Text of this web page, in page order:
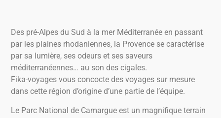
Des pré-Alpes du Sud à la mer Méditerranée en passant
par les plaines rhodaniennes, la Provence se caractérise
par sa lumière, ses odeurs et ses saveurs
méditerranéennes… au son des cigales.
Fika-voyages vous concocte des voyages sur mesure
dans cette région d’origine d’une partie de l’équipe.
Le Parc National de Camargue est un magnifique terrain